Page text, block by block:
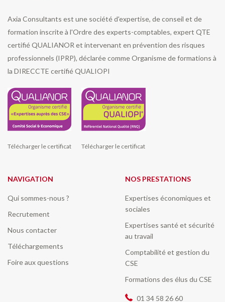
Axia Consultants est une société d'expertise, de conseil et de
formation inscrite à l'Ordre des experts-comptables, expert QTE
certifié QUALIANOR et intervenant en prévention des risques
professionnels (IPRP), déclarée comme Organisme de formations à
la DIRECCTE certifié QUALIOPI
Télécharger le certificat Télécharger le certificat
NAVIGATION
Qui sommes-nous ?
Recrutement
Nous contacter
Téléchargements
Foire aux questions
NOS PRESTATIONS
Expertises économiques et
sociales
Expertises santé et sécurité
au travail
Comptabilité et gestion du
CSE
Formations des élus du CSE
01 34 58 26 60